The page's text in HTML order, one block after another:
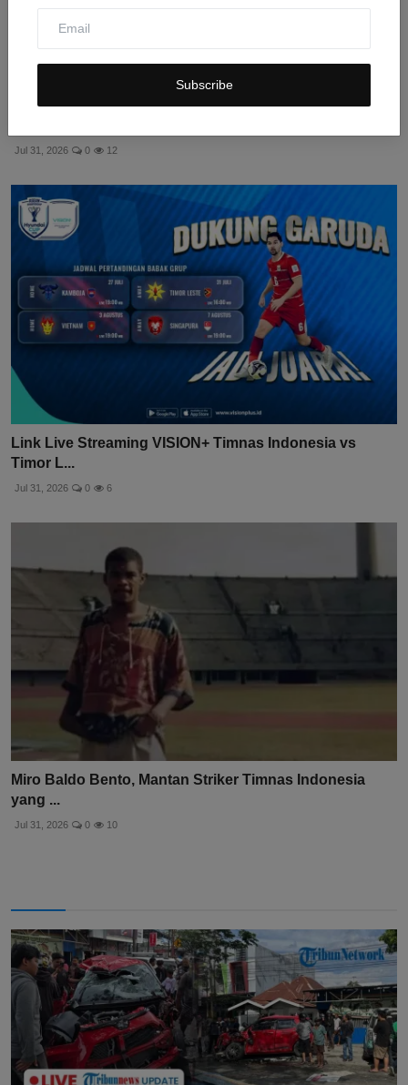
Subscribe
Keputusan Karl-Anthony Towns Tentukan Masa Depan
Jul 31, 2026 0 12
Link Live Streaming VISION+ Timnas Indonesia vs
Timor L...
Jul 31, 2026 0 6
Miro Baldo Bento, Mantan Striker Timnas Indonesia
yang ...
Jul 31, 2026 0 10